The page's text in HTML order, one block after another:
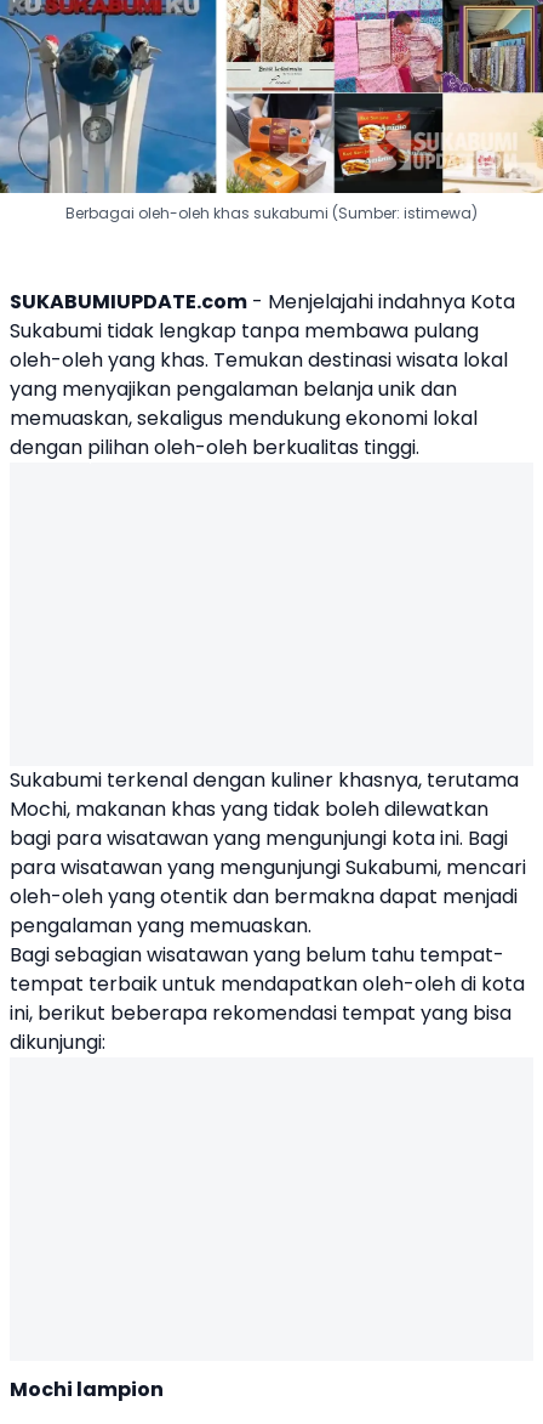
Berbagai oleh-oleh khas sukabumi (Sumber: istimewa)
SUKABUMIUPDATE.com - Menjelajahi indahnya Kota
Sukabumi tidak lengkap tanpa membawa pulang
oleh-oleh yang khas. Temukan destinasi wisata lokal
yang menyajikan pengalaman belanja unik dan
memuaskan, sekaligus mendukung ekonomi lokal
dengan pilihan oleh-oleh berkualitas tinggi.
Sukabumi terkenal dengan kuliner khasnya, terutama
Mochi, makanan khas yang tidak boleh dilewatkan
bagi para wisatawan yang mengunjungi kota ini. Bagi
para wisatawan yang mengunjungi Sukabumi, mencari
oleh-oleh yang otentik dan bermakna dapat menjadi
pengalaman yang memuaskan.
Bagi sebagian wisatawan yang belum tahu tempat-
tempat terbaik untuk mendapatkan oleh-oleh di kota
ini, berikut beberapa rekomendasi tempat yang bisa
dikunjungi:
Mochi lampion